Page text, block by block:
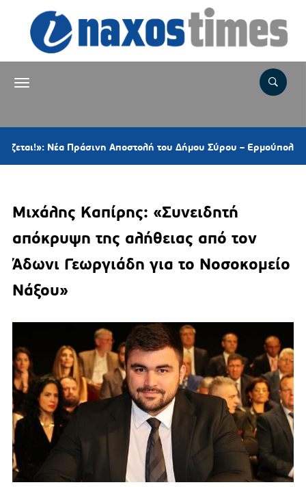
Πράσινη Αποστολή του Δήμου Σύρου – Ερμούπολης με δώρο
Μιχάλης Καπίρης: «Συνειδητή
απόκρυψη της αλήθειας από τον
Άδωνι Γεωργιάδη για το Νοσοκομείο
Νάξου»